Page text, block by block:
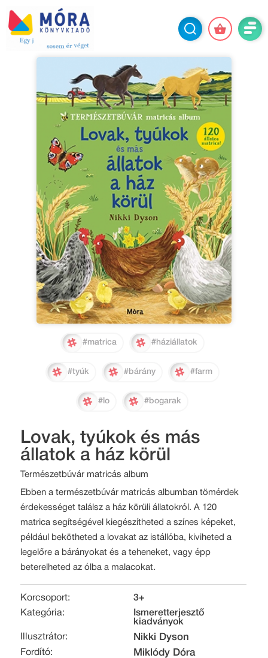
#matrica #háziállatok
#tyúk #bárány #farm
#lo #bogarak
Lovak, tyúkok és más
állatok a ház körül
Természetbúvár matricás album
Ebben a természetbúvár matricás albumban tömérdek
érdekességet találsz a ház körüli állatokról. A 120
matrica segítségével kiegészítheted a színes képeket,
például bekötheted a lovakat az istállóba, kiviheted a
legelőre a bárányokat és a teheneket, vagy épp
beterelheted az ólba a malacokat.
Korcsoport:
3+
Kategória:
Ismeretterjesztő
kiadványok
Illusztrátor:
Nikki Dyson
Fordító: Miklódy Dóra